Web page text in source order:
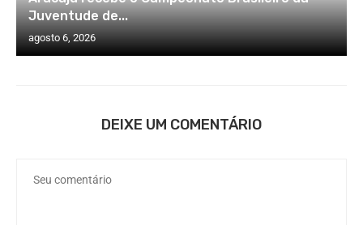
Juventude de...
agosto 6, 2026
DEIXE UM COMENTÁRIO